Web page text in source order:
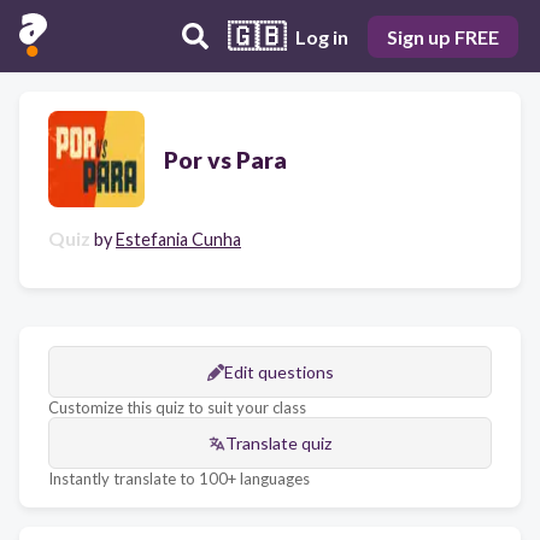
🇬🇧 Log in Sign up FREE
Por vs Para
Quiz byEstefania Cunha
Edit questions
Customize this quiz to suit your class
Translate quiz
Instantly translate to 100+ languages